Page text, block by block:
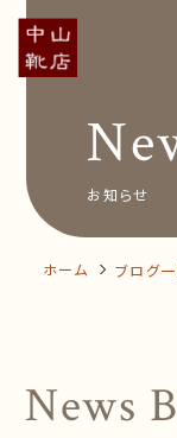
お知らせ
ホーム ブログ
News